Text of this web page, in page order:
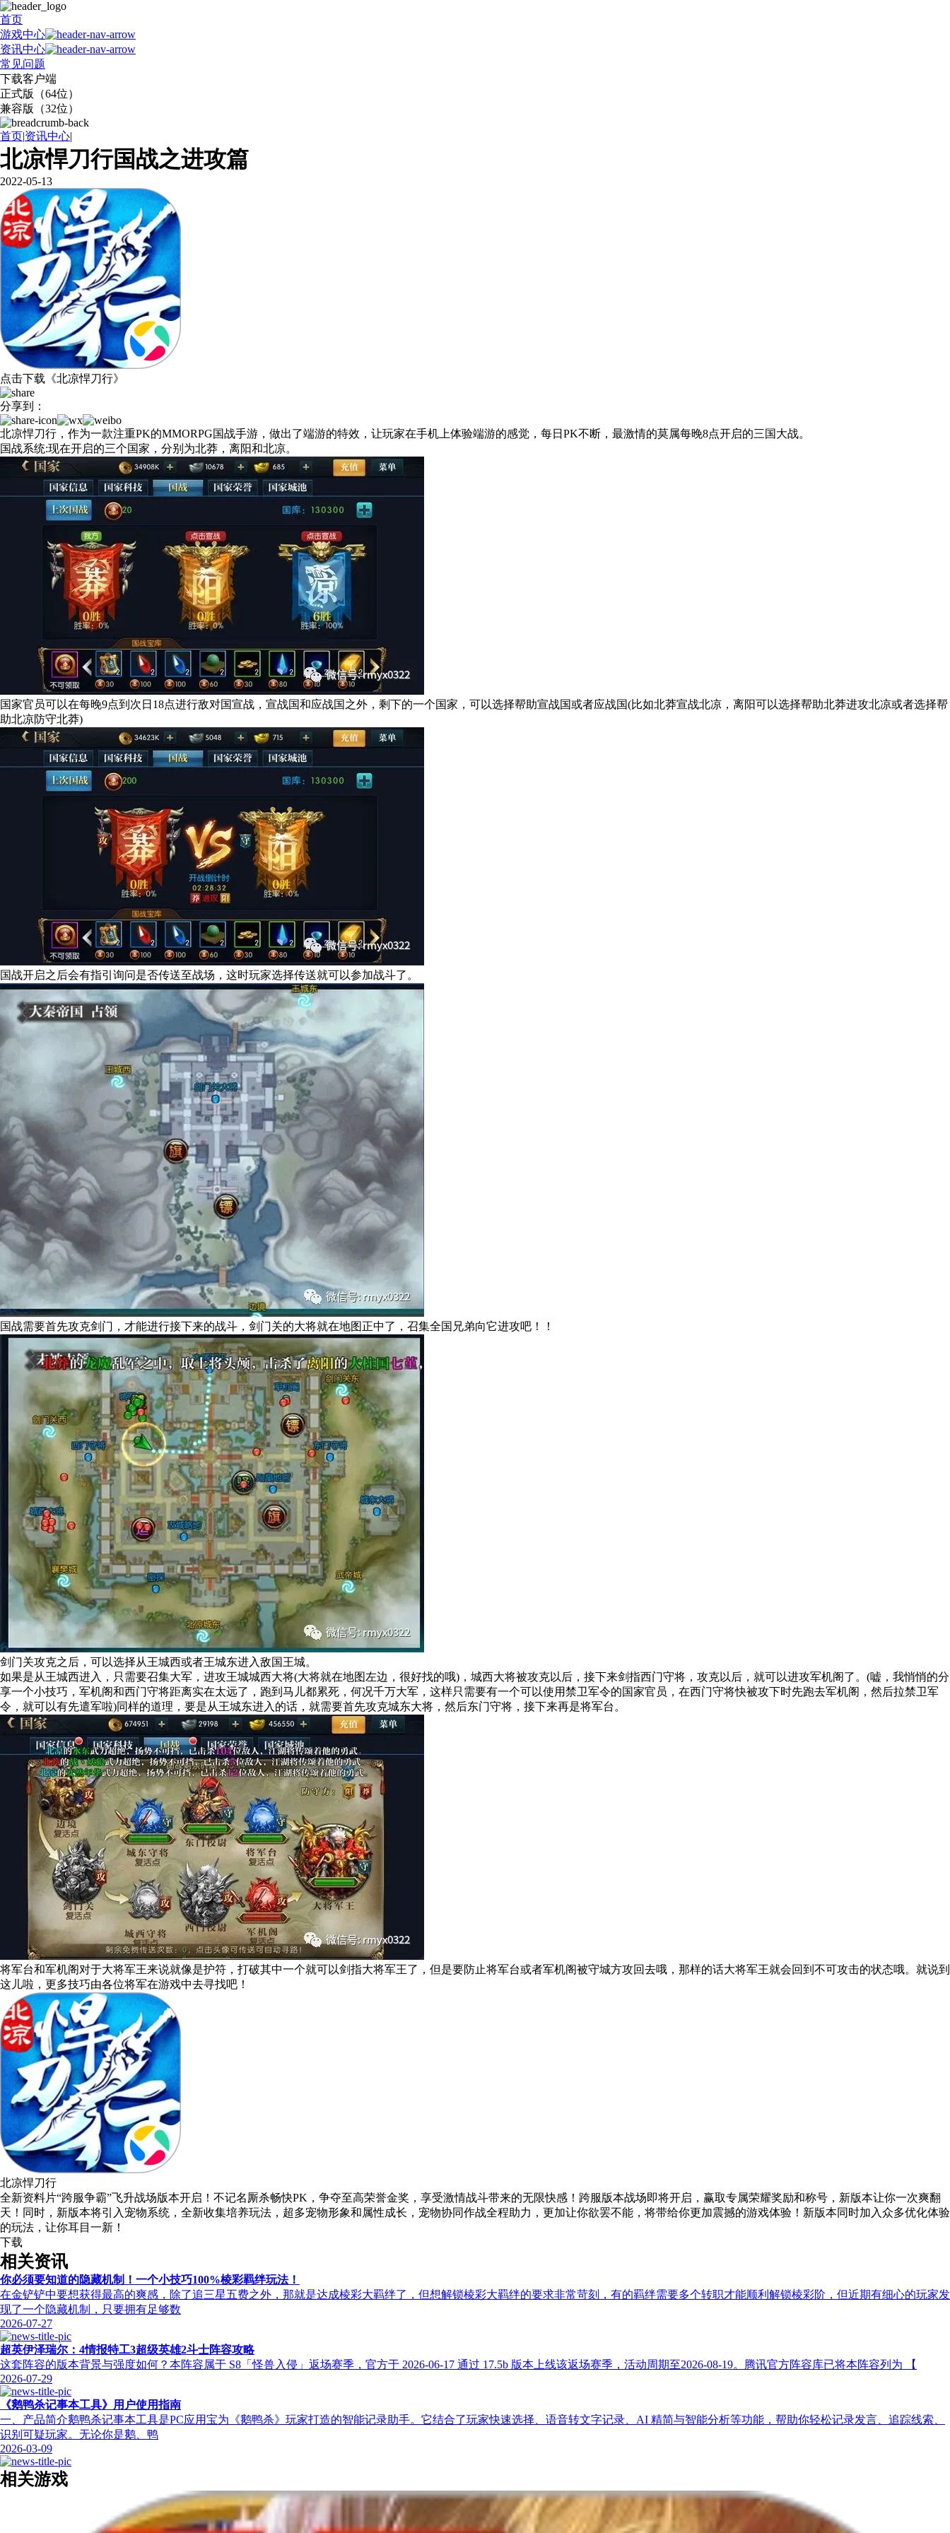
首页
游戏中心
资讯中心
常见问题
下载客户端
正式版（64位）
兼容版（32位）
首页|资讯中心|
北凉悍刀行国战之进攻篇
2022-05-13
点击下载 《北凉悍刀行》
分享到：
北凉悍刀行，作为一款注重PK的MMORPG国战手游，做出了端游的特效，让玩家在手机上体验端游的感觉，每日PK不断，最激情的莫属每晚8点开启的三国大战。
国战系统:现在开启的三个国家，分别为北莽，离阳和北凉。
国家官员可以在每晚9点到次日18点进行敌对国宣战，宣战国和应战国之外，剩下的一个国家，可以选择帮助宣战国或者应战国(比如北莽宣战北凉，离阳可以选择帮助北莽进攻北凉或者选择帮
助北凉防守北莽)
国战开启之后会有指引询问是否传送至战场，这时玩家选择传送就可以参加战斗了。
国战需要首先攻克剑门，才能进行接下来的战斗，剑门关的大将就在地图正中了，召集全国兄弟向它进攻吧！！
剑门关攻克之后，可以选择从王城西或者王城东进入敌国王城。
如果是从王城西进入，只需要召集大军，进攻王城城西大将(大将就在地图左边，很好找的哦)，城西大将被攻克以后，接下来剑指西门守将，攻克以后，就可以进攻军机阁了。(嘘，我悄悄的分
享一个小技巧，军机阁和西门守将距离实在太远了，跑到马儿都累死，何况千万大军，这样只需要有一个可以使用禁卫军令的国家官员，在西门守将快被攻下时先跑去军机阁，然后拉禁卫军
令，就可以有先遣军啦)同样的道理，要是从王城东进入的话，就需要首先攻克城东大将，然后东门守将，接下来再是将军台。
将军台和军机阁对于大将军王来说就像是护符，打破其中一个就可以剑指大将军王了，但是要防止将军台或者军机阁被守城方攻回去哦，那样的话大将军王就会回到不可攻击的状态哦。就说到
这儿啦，更多技巧由各位将军在游戏中去寻找吧！
北凉悍刀行
全新资料片“跨服争霸”飞升战场版本开启！不记名厮杀畅快PK，争夺至高荣誉金奖，享受激情战斗带来的无限快感！跨服版本战场即将开启，赢取专属荣耀奖励和称号，新版本让你一次爽翻
天！同时，新版本将引入宠物系统，全新收集培养玩法，超多宠物形象和属性成长，宠物协同作战全程助力，更加让你欲罢不能，将带给你更加震撼的游戏体验！新版本同时加入众多优化体验
的玩法，让你耳目一新！
下载
相关资讯
你必须要知道的隐藏机制！一个小技巧100%棱彩羁绊玩法！
在金铲铲中要想获得最高的爽感，除了追三星五费之外，那就是达成棱彩大羁绊了，但想解锁棱彩大羁绊的要求非常苛刻，有的羁绊需要多个转职才能顺利解锁棱彩阶，但近期有细心的玩家发
现了一个隐藏机制，只要拥有足够数
2026-07-27
超英伊泽瑞尔：4情报特工3超级英雄2斗士阵容攻略
这套阵容的版本背景与强度如何？本阵容属于 S8「怪兽入侵」返场赛季，官方于 2026-06-17 通过 17.5b 版本上线该返场赛季，活动周期至2026-08-19。腾讯官方阵容库已将本阵容列为 【
2026-07-29
《鹅鸭杀记事本工具》用户使用指南
一、产品简介鹅鸭杀记事本工具是PC应用宝为《鹅鸭杀》玩家打造的智能记录助手。它结合了玩家快速选择、语音转文字记录、AI 精简与智能分析等功能，帮助你轻松记录发言、追踪线索、
识别可疑玩家。无论你是鹅、鸭
2026-03-09
相关游戏